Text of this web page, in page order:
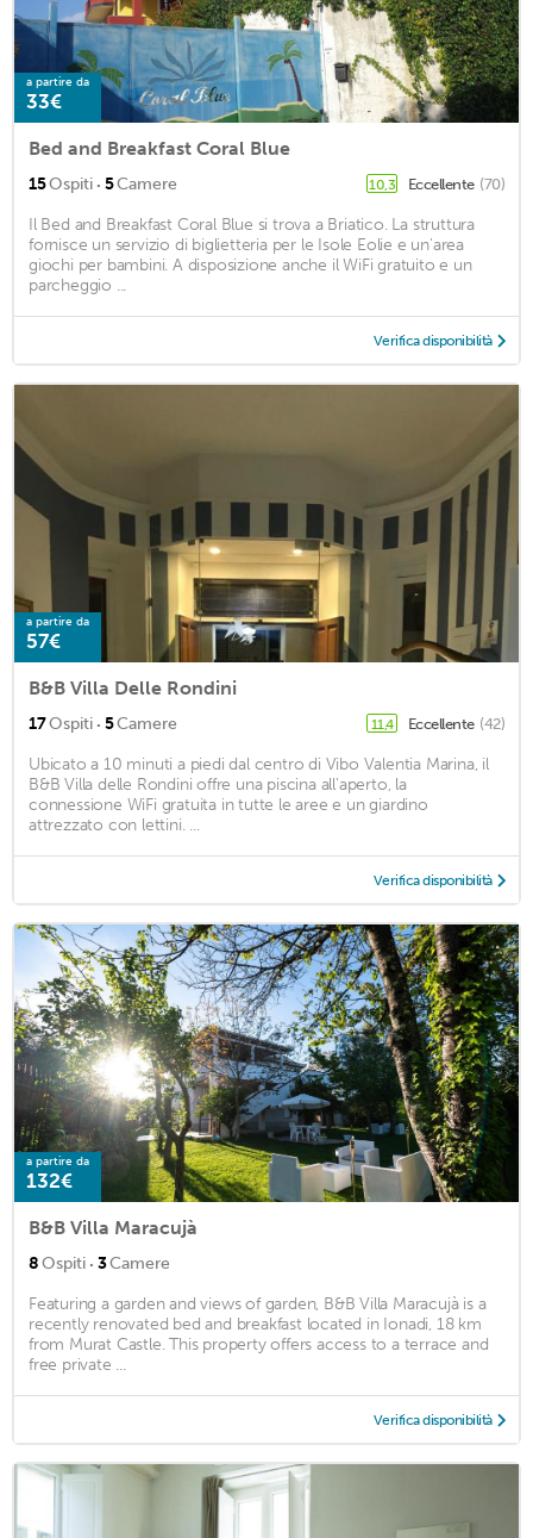
a partire da
33€
Bed and Breakfast Coral Blue
15Ospiti · 5Camere 10,3 Eccellente (70)
Il Bed and Breakfast Coral Blue si trova a Briatico. La struttura
fornisce un servizio di biglietteria per le Isole Eolie e un'area
giochi per bambini. A disposizione anche il WiFi gratuito e un
parcheggio ...
Verifica disponibilità
a partire da
57€
B&B Villa Delle Rondini
17Ospiti · 5Camere 11,4 Eccellente (42)
Ubicato a 10 minuti a piedi dal centro di Vibo Valentia Marina, il
B&B Villa delle Rondini offre una piscina all'aperto, la
connessione WiFi gratuita in tutte le aree e un giardino
attrezzato con lettini. ...
Verifica disponibilità
a partire da
132€
B&B Villa Maracujà
8Ospiti · 3Camere
Featuring a garden and views of garden, B&B Villa Maracujà is a
recently renovated bed and breakfast located in Ionadi, 18 km
from Murat Castle. This property offers access to a terrace and
free private ...
Verifica disponibilità